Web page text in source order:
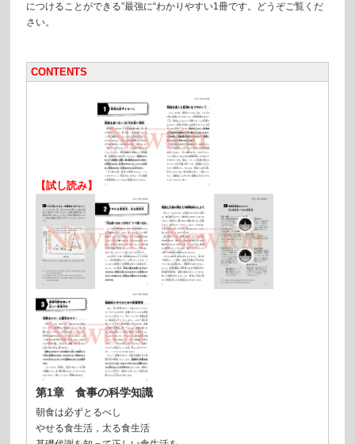
につけることができる”最強に“わかりやすい1冊です。どうぞご覧くだ
さい。
CONTENTS
【試し読み】
第1章 食事の科学知識
朝食は必ずとるべし
やせる食生活，太る食生活